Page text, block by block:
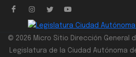
© 2026 Micro Sitio Dirección General
Legislatura de la Ciudad Autónoma de